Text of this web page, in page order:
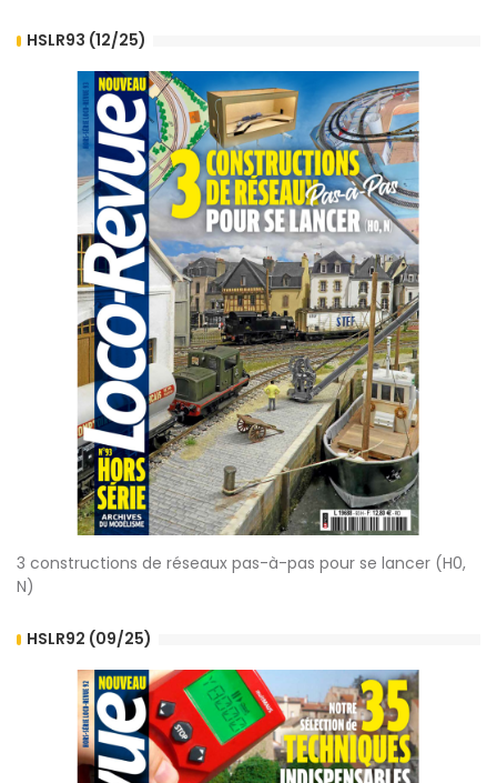
HSLR93 (12/25)
3 constructions de réseaux pas-à-pas pour se lancer (H0,
N)
HSLR92 (09/25)